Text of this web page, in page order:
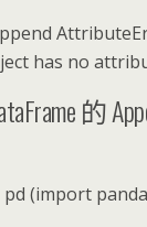
has no
的
pd (import